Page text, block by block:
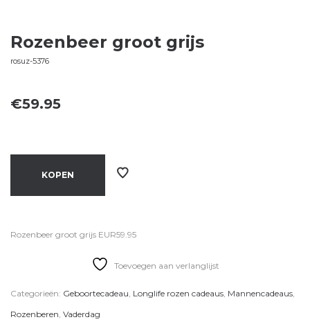
Rozenbeer groot grijs
rosuz-5376
€59.95
KOPEN
Rozenbeer groot grijs EUR59.95
Toevoegen aan verlanglijst
Categorieën: Geboortecadeau, Longlife rozen cadeaus, Mannencadeaus,
Rozenberen, Vaderdag